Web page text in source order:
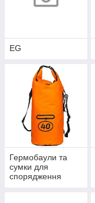
EG
Гермобаули та
сумки для
спорядження